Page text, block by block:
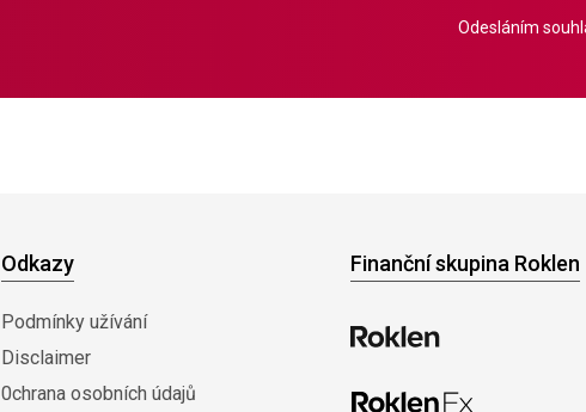
Odesláním
Odkazy
Podmínky užívání
Disclaimer
0chrana osobních údajů
Finanční skupina Roklen